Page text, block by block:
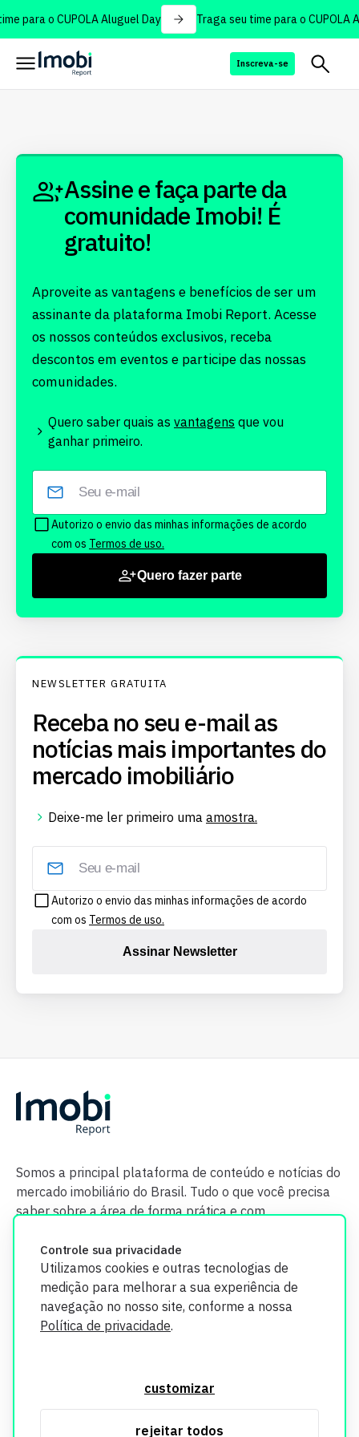
para o CUPOLA Aluguel Day Traga seu time para o CUPOLA
Inscreva-se
Controle sua privacidade
Utilizamos cookies e outras tecnologias de
medição para melhorar a sua experiência de
navegação no nosso site, conforme a nossa
Política de privacidade.
customizar
rejeitar todos
Assine e faça parte da
comunidade Imobi! É
gratuito!
Aproveite as vantagens e benefícios de ser um
assinante da plataforma Imobi Report. Acesse
os nossos conteúdos exclusivos, receba
descontos em eventos e participe das nossas
comunidades.
Quero saber quais as vantagens que vou
ganhar primeiro.
Autorizo o envio das minhas informações de acordo
com os Termos de uso.
Quero fazer parte
NEWSLETTER GRATUITA
Receba no seu e-mail as
notícias mais importantes do
mercado imobiliário
Deixe-me ler primeiro uma amostra.
Autorizo o envio das minhas informações de acordo
com os Termos de uso.
Assinar Newsletter
Somos a principal plataforma de conteúdo e notícias do
mercado imobiliário do Brasil. Tudo o que você precisa
saber sobre a área de forma prática e com
segurança. Todos os dados coletados em nosso site são
utilizados exclusivamente para fins de aprimoramento de
informações, consulte nossa Política de Privacidade.